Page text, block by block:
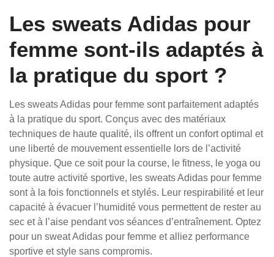
Les sweats Adidas pour
femme sont-ils adaptés à
la pratique du sport ?
Les sweats Adidas pour femme sont parfaitement adaptés
à la pratique du sport. Conçus avec des matériaux
techniques de haute qualité, ils offrent un confort optimal et
une liberté de mouvement essentielle lors de l’activité
physique. Que ce soit pour la course, le fitness, le yoga ou
toute autre activité sportive, les sweats Adidas pour femme
sont à la fois fonctionnels et stylés. Leur respirabilité et leur
capacité à évacuer l’humidité vous permettent de rester au
sec et à l’aise pendant vos séances d’entraînement. Optez
pour un sweat Adidas pour femme et alliez performance
sportive et style sans compromis.